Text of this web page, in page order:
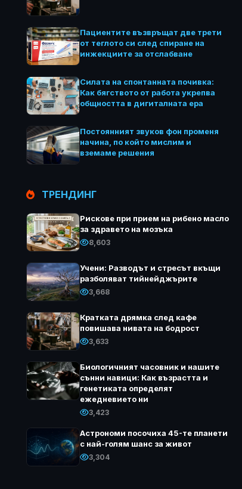
Пациентите възвръщат две трети
от теглото си след спиране на
инжекциите за отслабване
Силата на спонтанната почивка:
Как бягството от работа укрепва
общността в дигиталната ера
Постоянният звуков фон променя
начина, по който мислим и
вземаме решения
ТРЕНДИНГ
Рискове при прием на рибено масло
за здравето на мозъка
8,603
Учени: Разводът и стресът вкъщи
разболяват тийнейджърите
3,668
Кратката дрямка след кафе
повишава нивата на бодрост
3,633
Биологичният часовник и нашите
сънни навици: Как възрастта и
генетиката определят
ежедневието ни
3,423
Астрономи посочиха 45-те планети
с най-голям шанс за живот
3,304